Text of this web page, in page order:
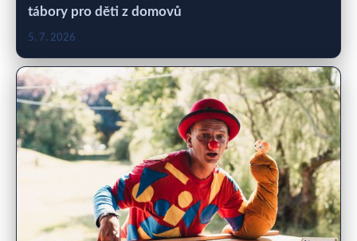
tábory pro děti z domovů
5. 7. 2026